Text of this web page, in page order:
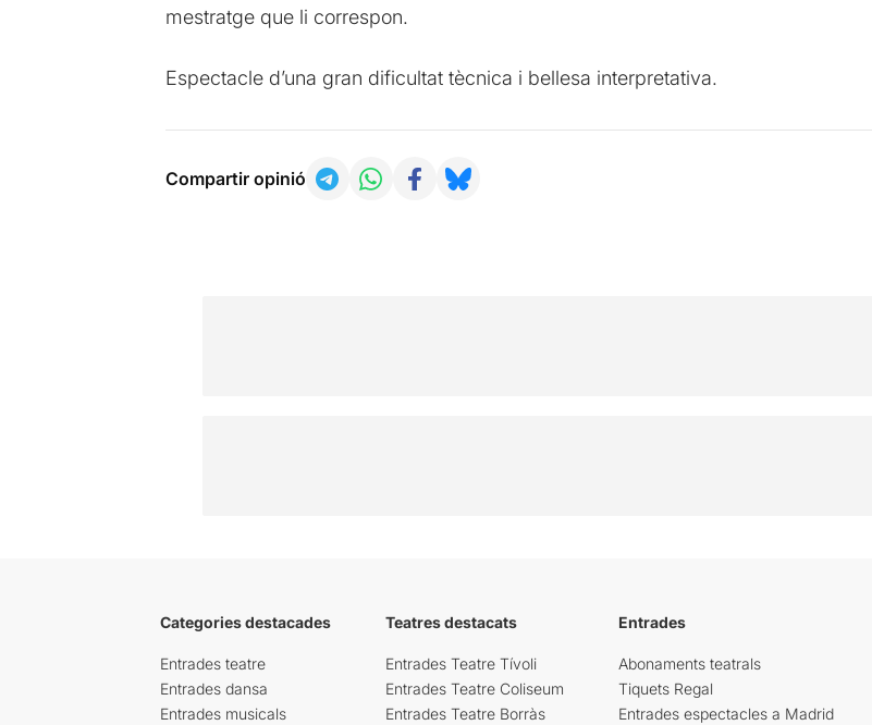
mestratge que li correspon.
Espectacle d’una gran dificultat tècnica i bellesa interpretativa.
Compartir opinió
Categories destacades
Entrades teatre
Entrades dansa
Entrades musicals
Teatres destacats
Entrades Teatre Tívoli
Entrades Teatre Coliseum
Entrades Teatre Borràs
Entrades
Abonaments teatrals
Tiquets Regal
Entrades espectacles a Madrid